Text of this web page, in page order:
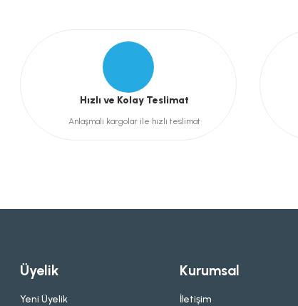
Hızlı ve Kolay Teslimat
Anlaşmalı kargolar ile hızlı teslimat
Üyelik
Yeni Üyelik
Kurumsal
İletişim